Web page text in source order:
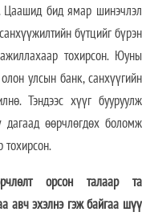
Цаашид бид ямар шинэчлэл
бүтцийг бүрэн
тохирсон. Юуны
улсын банк, санхүүгийн
Тэндээс хүүг бууруулж
дагаад өөрчлөгдөх боломж
тохирсон.
орсон талаар та
авч эхэлнэ гэж байгаа шүү